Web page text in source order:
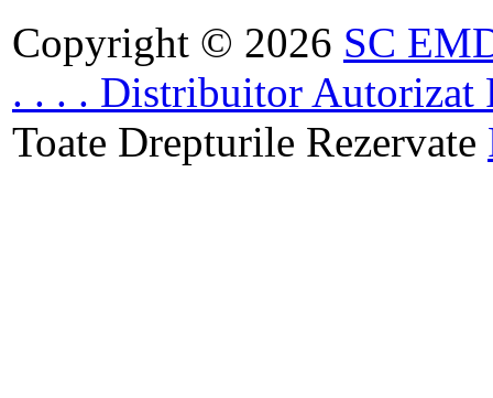
Copyright © 2026 SC
. . . . Distribuitor Autorizat
Toate Drepturile Rezervate